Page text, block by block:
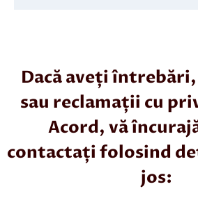
Dacă aveți
sau reclamații cu
Acord, vă
contactați folosind
jos: